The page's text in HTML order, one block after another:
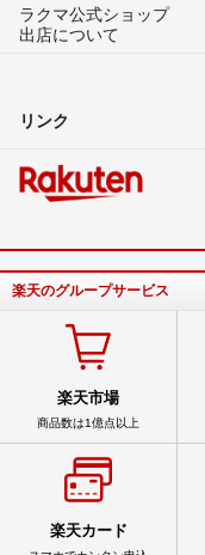
ラクマ公式ショップ
出店について
リンク
楽天のグループサービス
楽天市場
商品数は1億点以上
楽天カード